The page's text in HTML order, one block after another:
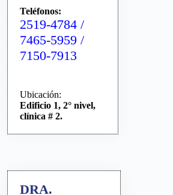
Teléfonos:
2519-4784 /
7465-5959 /
7150-7913
Ubicación:
Edificio 1, 2° nivel,
clínica # 2.
DRA.